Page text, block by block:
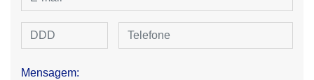
Mensagem: